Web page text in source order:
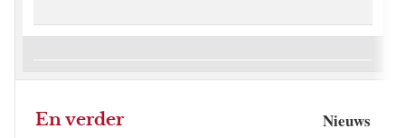
En verder Nieuws